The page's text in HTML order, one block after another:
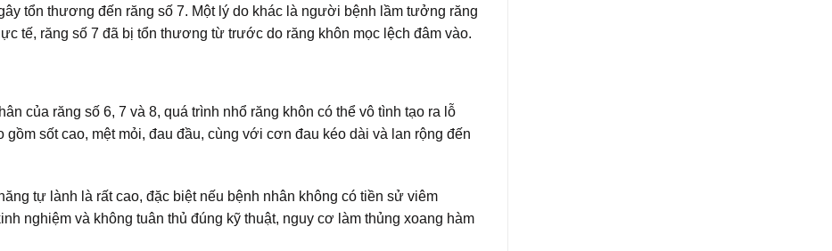
tổn thương đến răng số 7. Một lý do khác là người bệnh lầm tưởng răng
tế, răng số 7 đã bị tổn thương từ trước do răng khôn mọc lệch đâm vào.
của răng số 6, 7 và 8, quá trình nhổ răng khôn có thể vô tình tạo ra lỗ
sốt cao, mệt mỏi, đau đầu, cùng với cơn đau kéo dài và lan rộng đến
tự lành là rất cao, đặc biệt nếu bệnh nhân không có tiền sử viêm
nghiệm và không tuân thủ đúng kỹ thuật, nguy cơ làm thủng xoang hàm